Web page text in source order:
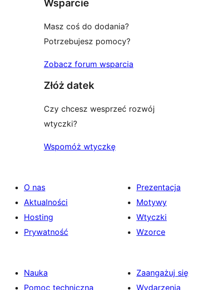
Wsparcie
Masz coś do dodania?
Potrzebujesz pomocy?
Zobacz forum wsparcia
Złóż datek
Czy chcesz wesprzeć rozwój
wtyczki?
Wspomóż wtyczkę
O nas
Aktualności
Hosting
Prywatność
Prezentacja
Motywy
Wtyczki
Wzorce
Nauka
Pomoc techniczna
Zaangażuj się
Wydarzenia